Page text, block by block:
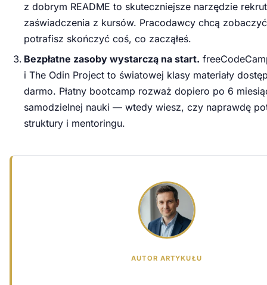
z dobrym README to skuteczniejsze narzędzie
zaświadczenia z kursów. Pracodawcy chcą
potrafisz skończyć coś, co zacząłeś.
Bezpłatne zasoby wystarczą na start.
i The Odin Project to światowej klasy materiały
darmo. Płatny bootcamp rozważ dopiero po 6
samodzielnej nauki — wtedy wiesz, czy naprawdę
struktury i mentoringu.
AUTOR ARTYKUŁU